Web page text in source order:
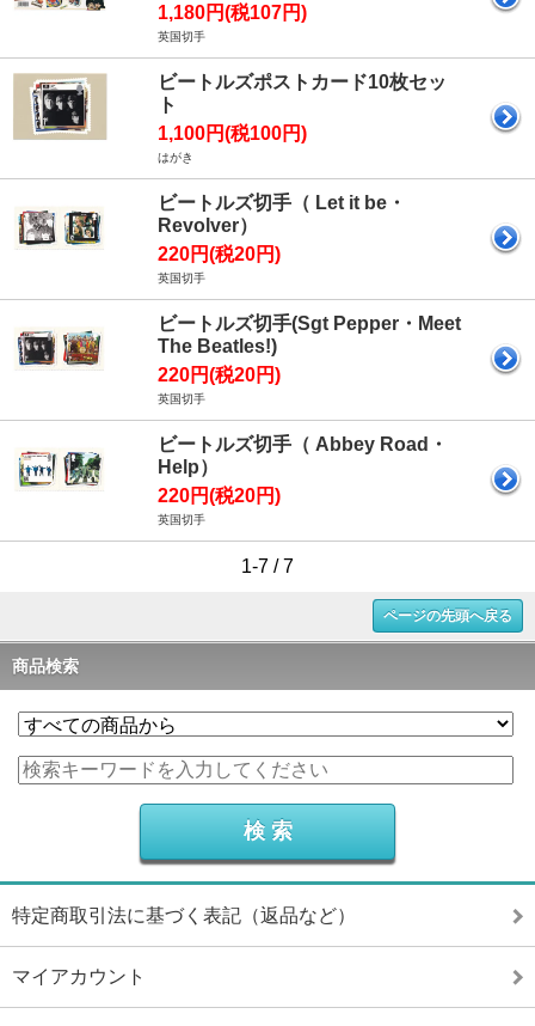
1,180円(税107円)
英国切手
ビートルズポストカード10枚セッ
ト
1,100円(税100円)
はがき
ビートルズ切手（ Let it be・
Revolver）
220円(税20円)
英国切手
ビートルズ切手(Sgt Pepper・Meet
The Beatles!)
220円(税20円)
英国切手
ビートルズ切手（ Abbey Road・
Help）
220円(税20円)
英国切手
1-7 / 7
ページの先頭へ戻る
商品検索
特定商取引法に基づく表記（返品など）
マイアカウント